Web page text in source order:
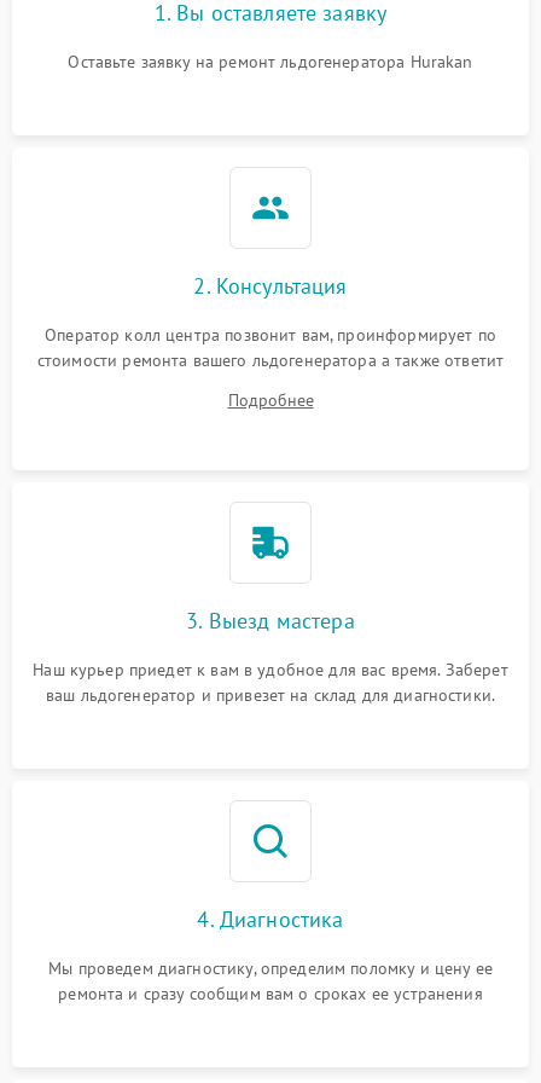
1. Вы оставляете заявку
Оставьте заявку на ремонт льдогенератора Hurakan
2. Консультация
Оператор колл центра позвонит вам, проинформирует по
стоимости ремонта вашего льдогенератора а также ответит
Подробнее
3. Выезд мастера
Наш курьер приедет к вам в удобное для вас время. Заберет
ваш льдогенератор и привезет на склад для диагностики.
4. Диагностика
Мы проведем диагностику, определим поломку и цену ее
ремонта и сразу сообщим вам о сроках ее устранения